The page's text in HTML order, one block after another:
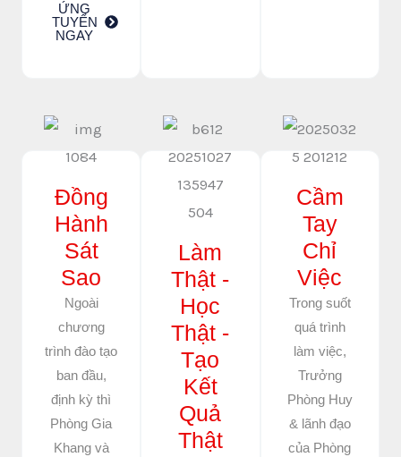
ỨNG
TUYỂN
NGAY
Đồng
Hành
Sát
Sao
Ngoài
chương
trình đào tạo
ban đầu,
định kỳ thì
Phòng Gia
Khang và
Làm
Thật -
Học
Thật -
Tạo
Kết
Quả
Thật
Cầm
Tay
Chỉ
Việc
Trong suốt
quá trình
làm việc,
Trưởng
Phòng Huy
& lãnh đạo
của Phòng